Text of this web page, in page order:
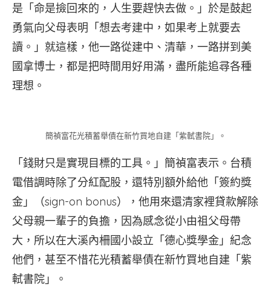
是「命是撿回來的，人生要趕快去做。」於是鼓起
勇氣向父母表明「想去考建中，如果考上就要去
讀。」就這樣，他一路從建中、清華，一路拼到美
國拿博士，都是把時間用好用滿，盡所能追尋各種
理想。
簡禎富花光積蓄舉債在新竹買地自建「紫軾書院」。
「錢財只是實現目標的工具。」簡禎富表示。台積
電借調時除了分紅配股，還特別額外給他「簽約獎
金」（sign-on bonus），他用來還清家裡貸款解除
父母親一輩子的負擔，因為感念從小由祖父母帶
大，所以在大溪內柵國小設立「德心獎學金」紀念
他們，甚至不惜花光積蓄舉債在新竹買地自建「紫
軾書院」。